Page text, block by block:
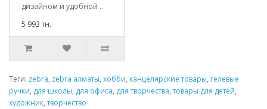
дизайном и удобной ..
5 993 тн.
Теги: zebra, zebra алматы, хобби, канцелярские товары, гелевые
ручки, для школы, для офиса, для творчества,товары для детей,
художник,творчество